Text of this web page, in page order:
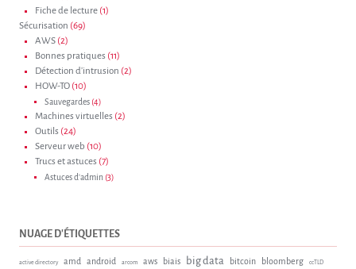
Fiche de lecture (1)
Sécurisation (69)
AWS (2)
Bonnes pratiques (11)
Détection d'intrusion (2)
HOW-TO (10)
Sauvegardes (4)
Machines virtuelles (2)
Outils (24)
Serveur web (10)
Trucs et astuces (7)
Astuces d'admin (3)
NUAGE D'ÉTIQUETTES
active directory amd android arcom aws biais big data bitcoin bloomberg ccTLD